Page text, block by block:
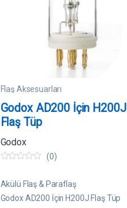
Flaş Aksesuarları
Godox AD200 İçin H200J
Flaş Tüp
Godox
ü
e
(0)
Akülü Flaş & Paraflaş
Godox AD200 İçin H200J Flaş Tüp